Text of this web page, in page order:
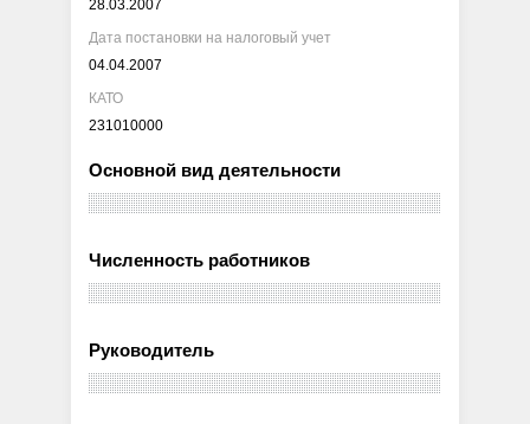
28.03.2007
Дата постановки на налоговый учет
04.04.2007
КАТО
231010000
Основной вид деятельности
Численность работников
Руководитель